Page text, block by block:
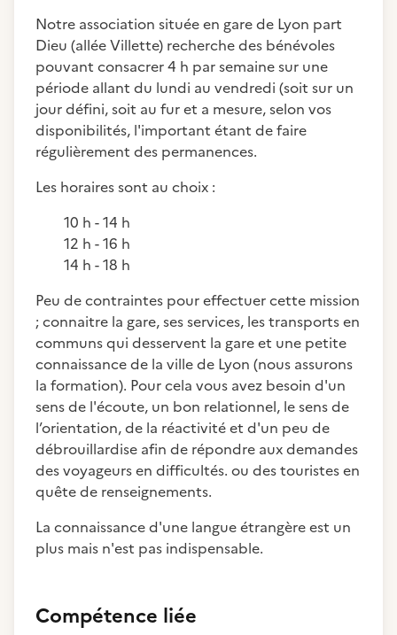
Notre association située en gare de Lyon part
Dieu (allée Villette) recherche des bénévoles
pouvant consacrer 4 h par semaine sur une
période allant du lundi au vendredi (soit sur un
jour défini, soit au fur et a mesure, selon vos
disponibilités, l'important étant de faire
régulièrement des permanences.
Les horaires sont au choix :
10 h - 14 h
12 h - 16 h
14 h - 18 h
Peu de contraintes pour effectuer cette mission
; connaitre la gare, ses services, les transports en
communs qui desservent la gare et une petite
connaissance de la ville de Lyon (nous assurons
la formation). Pour cela vous avez besoin d'un
sens de l'écoute, un bon relationnel, le sens de
l’orientation, de la réactivité et d'un peu de
débrouillardise afin de répondre aux demandes
des voyageurs en difficultés. ou des touristes en
quête de renseignements.
La connaissance d'une langue étrangère est un
plus mais n'est pas indispensable.
Compétence liée